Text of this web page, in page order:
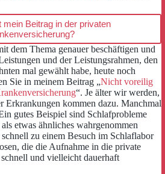
mein Beitrag in der privaten
dem Thema genauer beschäftigen und
und der Leistungsrahmen, den
mal gewählt habe, heute noch
Sie in meinem Beitrag „Nicht voreilig
“. Je älter wir werden,
Erkrankungen kommen dazu. Manchmal
gutes Beispiel sind Schlafprobleme
etwas ähnliches wahrgenommen
zu einem Besuch im Schlaflabor
die die Aufnahme in die private
und vielleicht dauerhaft